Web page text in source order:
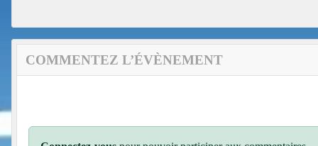
COMMENTEZ L’ÉVÈNEMENT